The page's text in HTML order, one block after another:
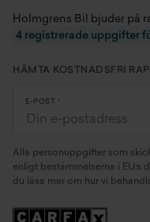
Skick
Motor
Holmgrens Bil bjuder på
4 registrerade uppgifter
HÄMTA KOSTNADSFRI
E-POST
Alla personuppgifter som
enligt bestämmelserna i EU:s
du läsa mer om hur vi